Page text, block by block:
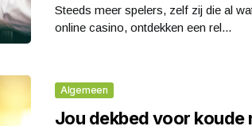
Steeds meer spelers, zelf zij die al
online casino, ontdekken een rel...
Algemeen
Jou dekbed voor koude